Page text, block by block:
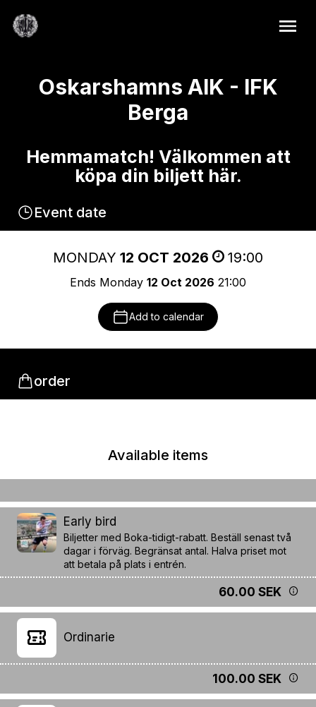
Oskarshamns AIK - IFK
Berga
Hemmamatch! Välkommen att
köpa din biljett här.
Event date
MONDAY 12 OCT 2026 19:00
Ends Monday 12 Oct 2026 21:00
Add to calendar
order
Available items
Early bird
Biljetter med Boka-tidigt-rabatt. Beställ senast två
dagar i förväg. Begränsat antal. Halva priset mot
att betala på plats i entrén.
60.00 SEK
Ordinarie
100.00 SEK